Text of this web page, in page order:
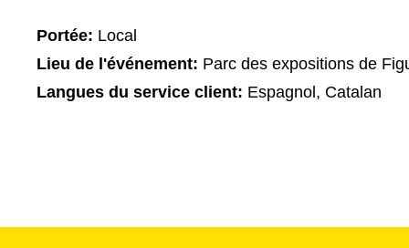
Portée: Local
Lieu de l'événement: Parc des expositions de
Langues du service client: Espagnol, Catalan